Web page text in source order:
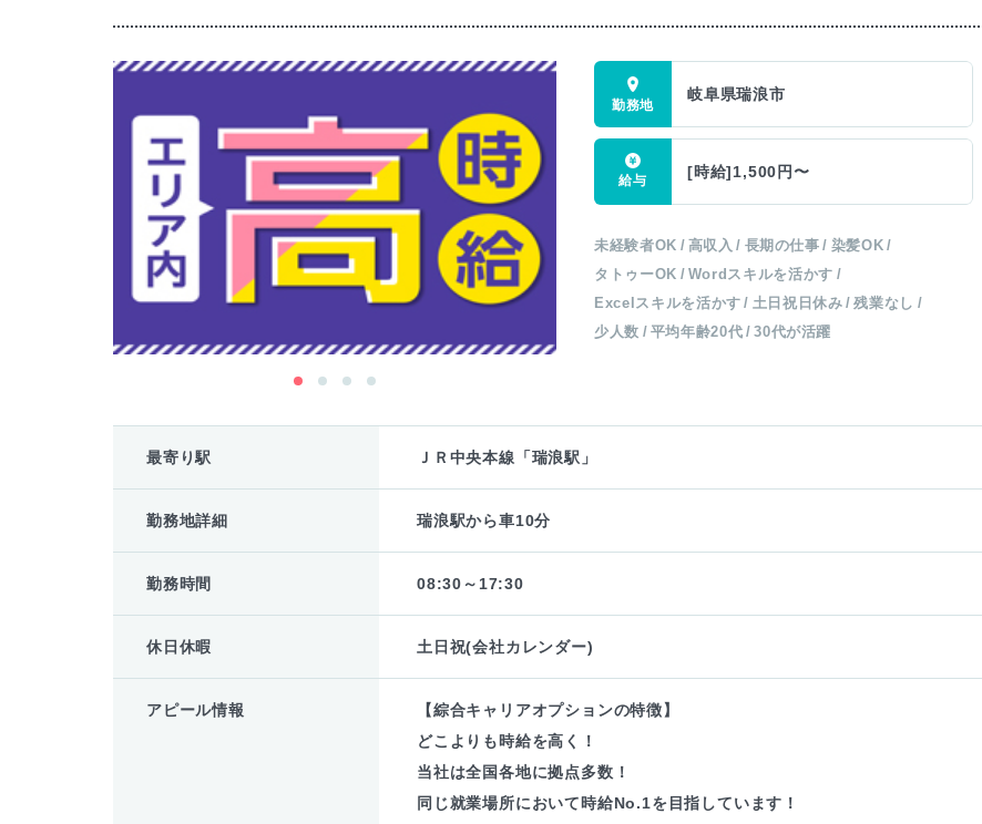
岐阜県瑞浪市
[時給]1,500円〜
未経験者OK 高収入 長期の仕事
染髪OK
タトゥーOK
Wordスキルを活かす
Excelスキルを活かす
土日祝日休み
残業なし
少人数
平均年齢20代 30代が活躍
最寄り駅 ＪＲ中央本線「瑞浪駅」
勤務地詳細 瑞浪駅から車10分
勤務時間 08:30～17:30
休日休暇 土日祝(会社カレンダー)
アピール情報
【綜合キャリアオプションの特徴】
どこよりも時給を高く！
当社は全国各地に拠点多数！
同じ就業場所において時給No.1を目指しています！